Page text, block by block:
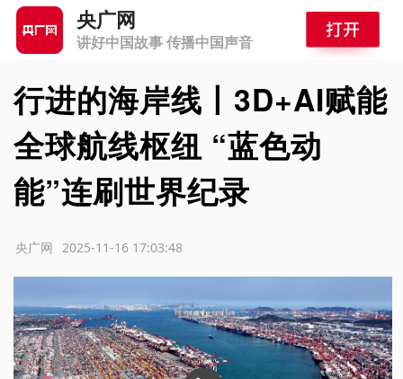
央广网
讲好中国故事 传播中国声音
行进的海岸线丨3D+AI赋能
全球航线枢纽 “蓝色动
能”连刷世界纪录
2025-11-16 17:03:48
央广网
播